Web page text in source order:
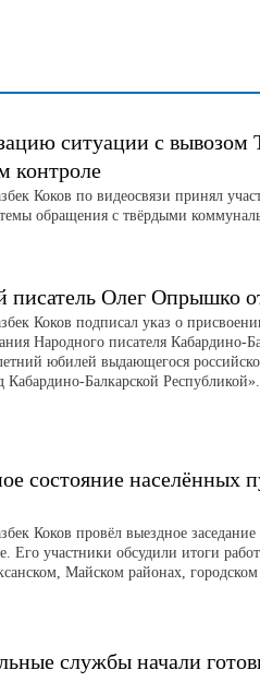
ситуации с
контроле
Коков по видеосвязи принял
обращения с твёрдыми
писатель Олег Опрышко
Коков подписал указ о
Народного писателя Кабардино-
юбилей выдающегося
Кабардино-Балкарской Республикой».
состояние населённых
Коков провёл выездное
Его участники обсудили итоги
Майском районах, городском
службы начали